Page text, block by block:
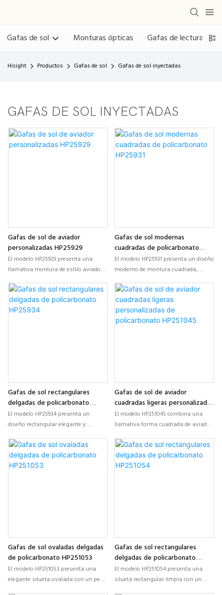
Gafas de sol Monturas ópticas Gafas de lectura
Hisight Productos Gafas de sol Gafas de sol inyectadas
GAFAS DE SOL INYECTADAS
Gafas de sol de aviador
personalizadas HP25929
El modelo HP25929 presenta una
llamativa montura de estilo aviador
diseñada para marcas que buscan
desarrollar gafas de sol de
policarbonato personalizadas y
Gafas de sol modernas
cuadradas de policarbonato
HP25931
El modelo HP25931 presenta un diseño
moderno de montura cuadrada,
ideal para marcas que buscan gafas
de policarbonato personalizadas con
un atractivo elegante y versátil.
Gafas de sol rectangulares
delgadas de policarbonato
HP25934
El modelo HP25934 presenta un
diseño rectangular elegante y
policarbonato ligero, ideal para
marcas que buscan gafas de sol de
policarbonato personalizadas con
Gafas de sol de aviador
cuadradas ligeras personalizadas
de policarbonato HP251045
El modelo HP251045 combina una
llamativa forma cuadrada de aviador
policarbonato, ofreciendo una
versión moderna de las gafas
clásicas, ideal para marcas que
Gafas de sol ovaladas delgadas
de policarbonato HP251053
El modelo HP251053 presenta una
elegante silueta ovalada con un perfil
Gafas de sol rectangulares
delgadas de policarbonato
HP251054
El modelo HP251054 presenta una
silueta rectangular limpia con un